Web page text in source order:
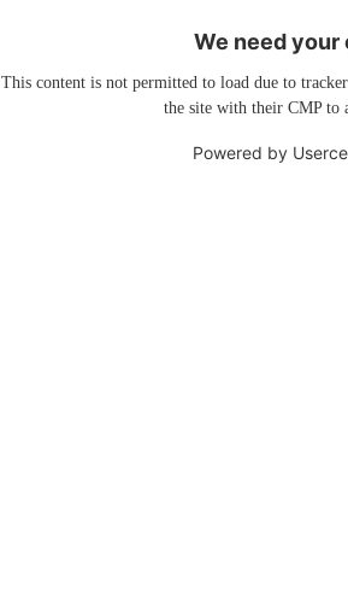
We need
This content is not permitted to load due to
the site with their CMP to
Powered by